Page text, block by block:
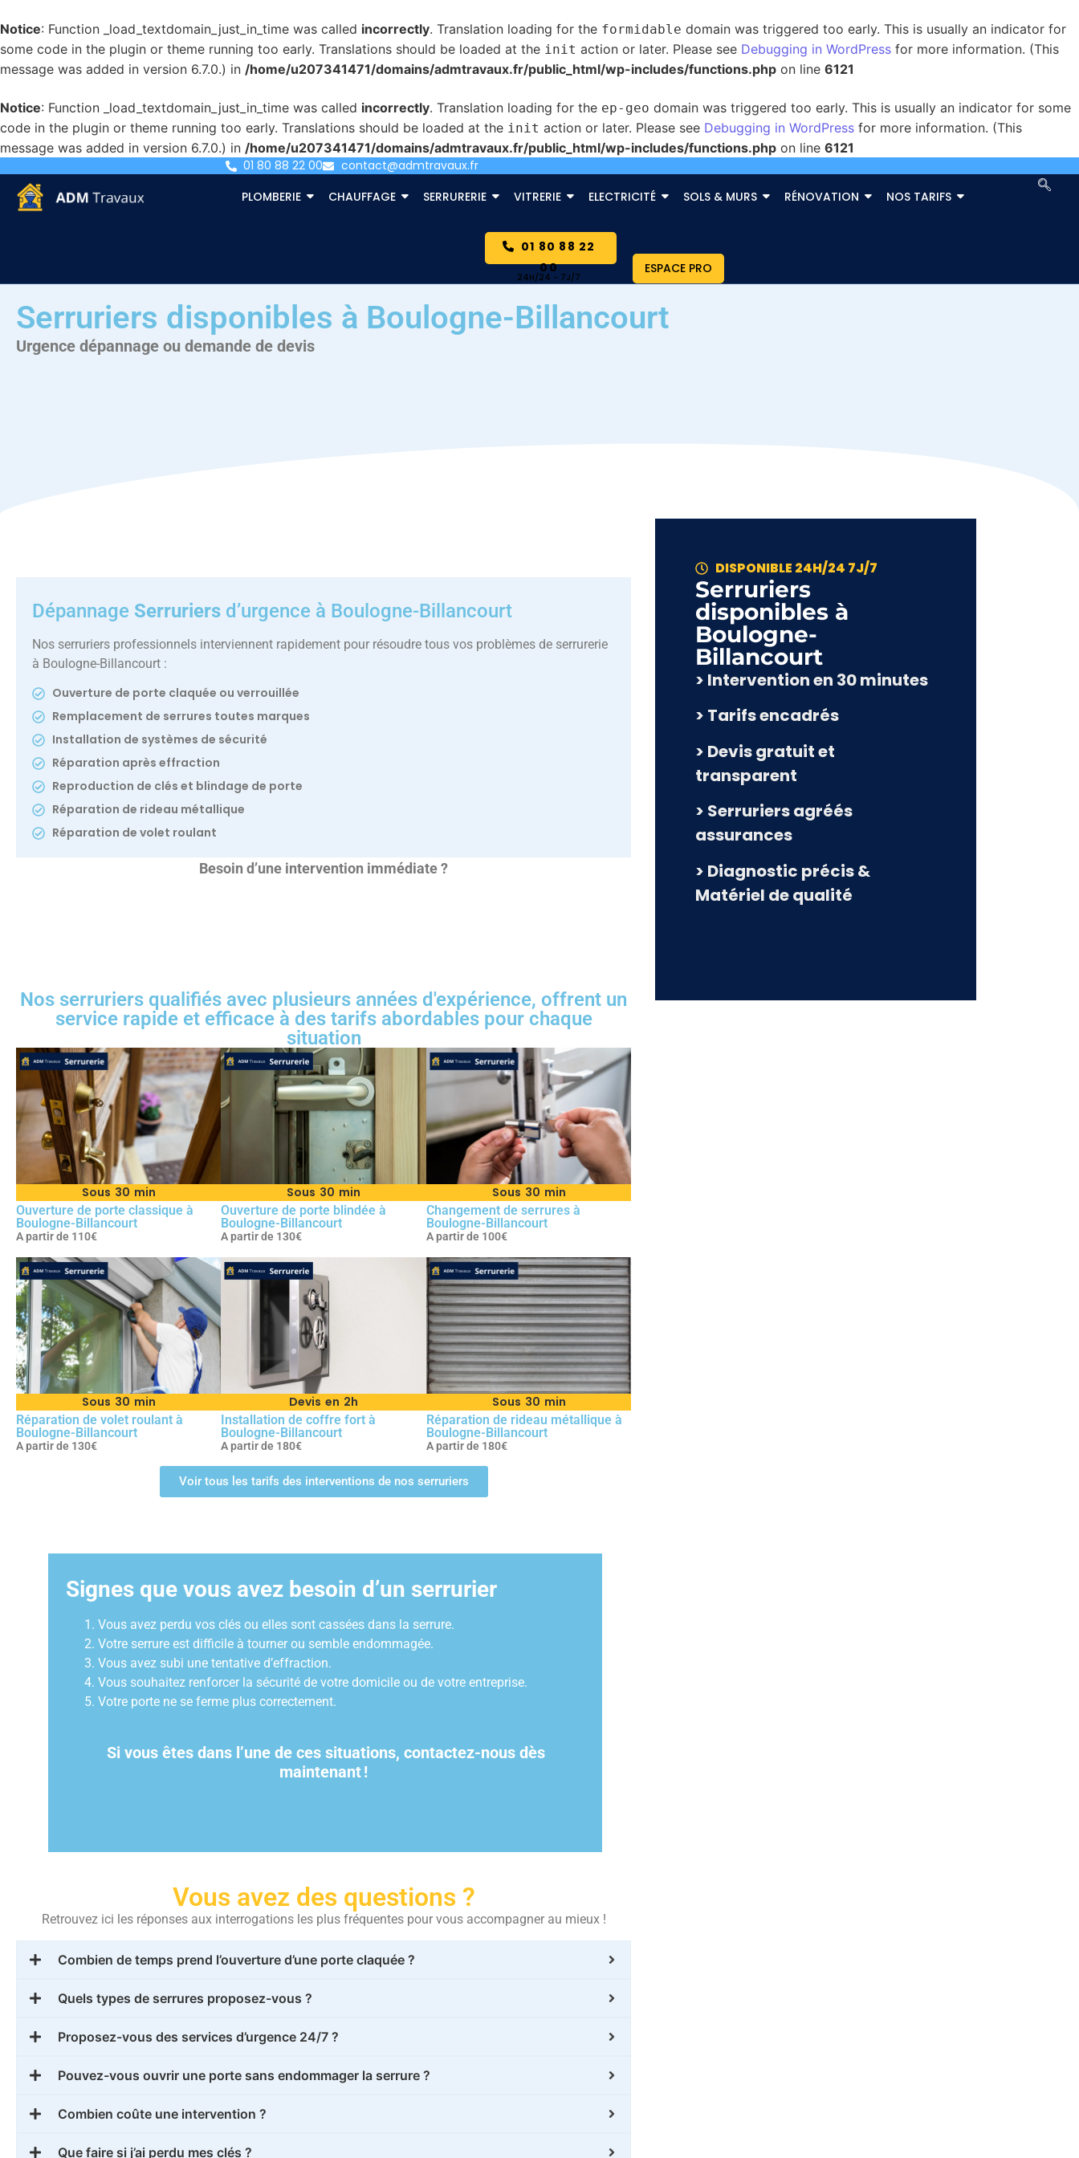
Notice: Function _load_textdomain_just_in_time was called incorrectly. Translation loading for the formidable domain was triggered too early. This is usually an indicator for
some code in the plugin or theme running too early. Translations should be loaded at the init action or later. Please see Debugging in WordPress for more information. (This
message was added in version 6.7.0.) in /home/u207341471/domains/admtravaux.fr/public_html/wp-includes/functions.php on line 6121
Notice: Function _load_textdomain_just_in_time was called incorrectly. Translation loading for the ep-geo domain was triggered too early. This is usually an indicator for some
code in the plugin or theme running too early. Translations should be loaded at the init action or later. Please see Debugging in WordPress for more information. (This
message was added in version 6.7.0.) in /home/u207341471/domains/admtravaux.fr/public_html/wp-includes/functions.php on line 6121
01 80 88 22 00
contact@admtravaux.fr
PLOMBERIE
CHAUFFAGE SERRURERIE VITRERIE ELECTRICITÉ SOLS & MURS RÉNOVATION NOS TARIFS
01 80 88 22
00
ESPACE PRO
Serruriers disponibles à Boulogne-Billancourt
Urgence dépannage ou demande de devis
Dépannage Serruriers d’urgence à Boulogne-Billancourt
Nos serruriers professionnels interviennent rapidement pour résoudre tous vos problèmes de serrurerie
à Boulogne-Billancourt :
Ouverture de porte claquée ou verrouillée
Remplacement de serrures toutes marques
Installation de systèmes de sécurité
Réparation après effraction
Reproduction de clés et blindage de porte
Réparation de rideau métallique
Réparation de volet roulant
Besoin d’une intervention immédiate ?
Nos serruriers qualifiés avec plusieurs années d'expérience, offrent un
service rapide et efficace à des tarifs abordables pour chaque
situation
Sous 30 min
Ouverture de porte classique à
Boulogne-Billancourt
A partir de 110€
Sous 30 min
Ouverture de porte blindée à
Boulogne-Billancourt
A partir de 130€
Sous 30 min
Changement de serrures à
Boulogne-Billancourt
A partir de 100€
Sous 30 min
Réparation de volet roulant à
Boulogne-Billancourt
A partir de 130€
Devis en 2h
Installation de coffre fort à
Boulogne-Billancourt
A partir de 180€
Sous 30 min
Réparation de rideau métallique à
Boulogne-Billancourt
A partir de 180€
Voir tous les tarifs des interventions de nos serruriers
Signes que vous avez besoin d’un serrurier
Vous avez perdu vos clés ou elles sont cassées dans la serrure.
Votre serrure est difficile à tourner ou semble endommagée.
Vous avez subi une tentative d’effraction.
Vous souhaitez renforcer la sécurité de votre domicile ou de votre entreprise.
Votre porte ne se ferme plus correctement.
Si vous êtes dans l’une de ces situations, contactez-nous dès
maintenant!
Vous avez des questions ?
Retrouvez ici les réponses aux interrogations les plus fréquentes pour vous accompagner au mieux !
Combien de temps prend l’ouverture d’une porte claquée ?
Quels types de serrures proposez-vous ?
Proposez-vous des services d’urgence 24/7 ?
Pouvez-vous ouvrir une porte sans endommager la serrure ?
Combien coûte une intervention ?
Que faire si j’ai perdu mes clés ?
DISPONIBLE 24H/24 7J/7
Serruriers
disponibles à
Boulogne-
Billancourt​
> Intervention en 30 minutes
> Tarifs encadrés
> Devis gratuit et
transparent
> Serruriers agréés
assurances
> Diagnostic précis &
Matériel de qualité